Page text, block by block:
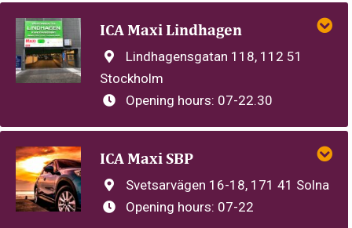
ICA Maxi Lindhagen
Lindhagensgatan 118, 112 51
Stockholm
Opening hours: 07-22.30
ICA Maxi SBP
Svetsarvägen 16-18, 171 41 Solna
Opening hours: 07-22